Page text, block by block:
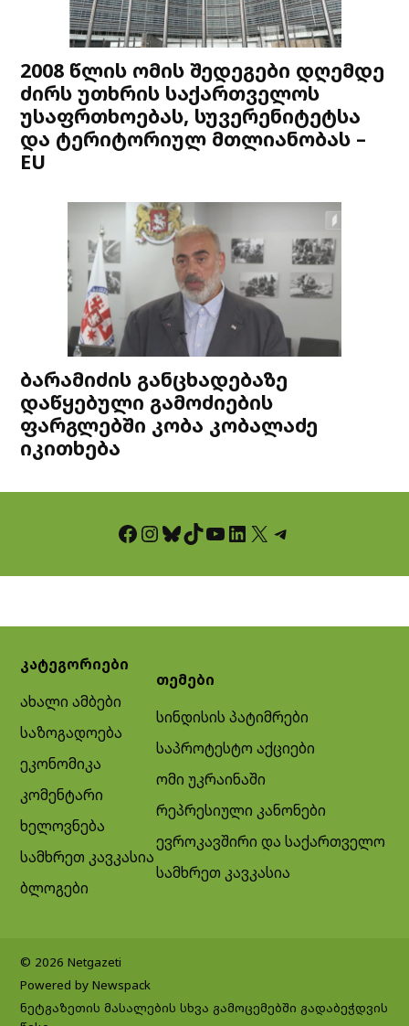
2008 წლის ომის შედეგები დღემდე
ძირს უთხრის საქართველოს
უსაფრთხოებას, სუვერენიტეტსა
და ტერიტორიულ მთლიანობას –
EU
ბარამიძის განცხადებაზე
დაწყებული გამოძიების
ფარგლებში კობა კობალაძე
იკითხება
Facebook InstagramBluesky TikTok YouTube LinkedIn X Telegram
კატეგორიები
ახალი ამბები
საზოგადოება
ეკონომიკა
კომენტარი
ხელოვნება
სამხრეთ კავკასია
ბლოგები
თემები
სინდისის პატიმრები
საპროტესტო აქციები
ომი უკრაინაში
რეპრესიული კანონები
ევროკავშირი და საქართველო
სამხრეთ კავკასია
© 2026 Netgazeti
Powered by Newspack
ნეტგაზეთის მასალების სხვა გამოცემებში გადაბეჭდვის